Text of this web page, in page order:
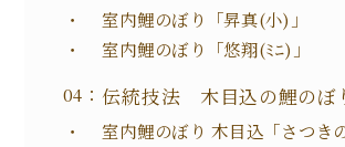
室内鯉のぼり「昇真(小)」
室内鯉のぼり「悠翔(ﾐﾆ)」
伝統技法 木目込の鯉のぼ
室内鯉のぼり 木目込「さつき